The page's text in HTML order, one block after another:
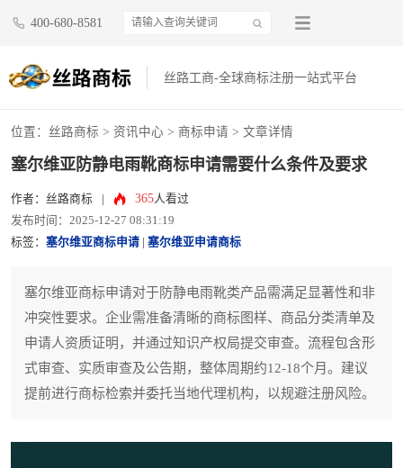
400-680-8581
丝路工商-全球商标注册一站式平台
位置： 丝路商标 > 资讯中心 > 商标申请 > 文章详情
塞尔维亚防静电雨靴商标申请需要什么条件及要求
作者：丝路商标 365人看过
发布时间：2025-12-27 08:31:19
标签： 塞尔维亚商标申请 塞尔维亚申请商标
塞尔维亚商标申请对于防静电雨靴类产品需满足显著性和非
冲突性要求。企业需准备清晰的商标图样、商品分类清单及
申请人资质证明，并通过知识产权局提交审查。流程包含形
式审查、实质审查及公告期，整体周期约12-18个月。建议
提前进行商标检索并委托当地代理机构，以规避注册风险。